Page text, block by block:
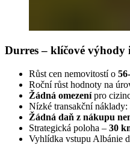
Durres – klíčové výhody
Růst cen nemovitostí o
Roční růst hodnoty na
Žádná omezenípro
Nízké transakční náklady:
Žádná daň z nákupu
Strategická poloha – 30
Vyhlídka vstupu Albánie